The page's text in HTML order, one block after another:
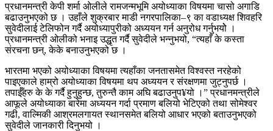
प्रधानमन्त्री केपी शर्मा ओलीले रामजन्मभूमि अयोध्याका विषयमा चासो अगाडि
बढाउनुभएको छ । उहाँले शुक्रबार माडी नगरपालिका–९ का वडाध्यक्ष शिवहरि
सुवेदीलाई टेलिफोन गर्दै अयोध्यापुरीको अध्ययन गर्न अनुरोध गर्नुभयोे ।
प्रधानमन्त्री ओलीको भनाइ उद्धृत गर्दै सुवेदीले भन्नुभयो, “त्यहाँ के कस्ता
संरचना छन्, केके बनाउनुभएको छ ।
भारतमा भएको अयोध्याका विषयमा त्यहाँका जनतासमेत विश्वस्त नरहेको
पाइएकाले हाम्रो अयोध्याका विषयमा थप अध्ययन र संरक्षणमा जुट्नुपर्छ ।
तपाईँहरु के के गर्दै हुनुहुन्छ, तुरुन्तै काम अघि बढाउनुप¥यो ।” प्रधानमन्त्रीले
आफूले अयोध्याका बारेमा अध्ययन गर्दा प्रमाण बलियो भेटिएको तथा सोमेश्वर
गढी, वाल्मिकी आश्रमलगायत स्थानसमेत बलियो आधार भएको बताउनुभएको
सुवेदीले जानकारी दिनुभयो ।